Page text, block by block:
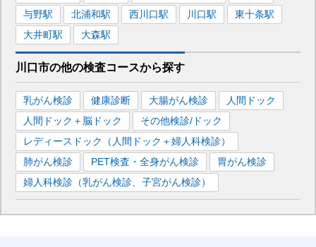
与野駅 北浦和駅 西川口駅 川口駅 東十条駅
大井町駅 大森駅
川口市の他の検査コースから探す
乳がん検診 健康診断 大腸がん検診
人間ドック
人間ドック＋脳ドック
その他検診/ドック
レディースドック（人間ドック＋婦人科検診）
肺がん検診
PET検査・全身がん検診
胃がん検診
婦人科検診（乳がん検診、子宮がん検診）